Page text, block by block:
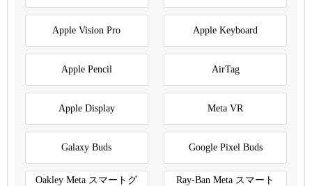
Apple Vision Pro Apple Keyboard
Apple Pencil AirTag
Apple Display Meta VR
Galaxy Buds Google Pixel Buds
Oakley Meta スマートグ
Ray-Ban Meta スマート